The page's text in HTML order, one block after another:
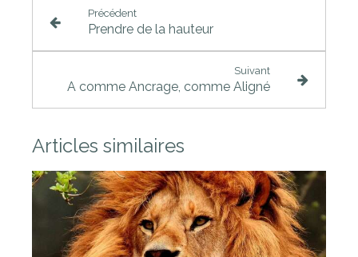
Précédent
Prendre de la hauteur
Suivant
A comme Ancrage, comme Aligné
Articles similaires